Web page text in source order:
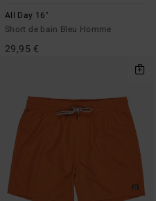
All Day 16"
Short de bain Bleu Homme
29,95 €